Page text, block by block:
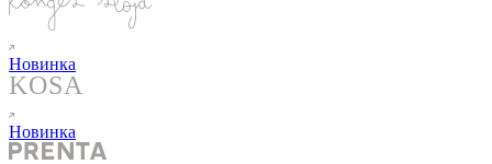
Новинка
Новинка